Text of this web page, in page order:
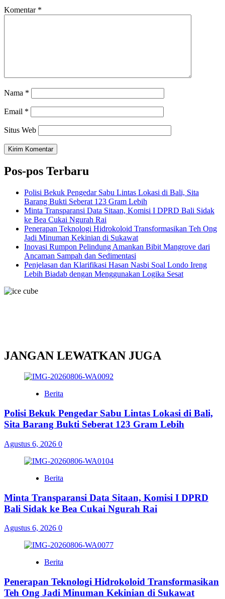
Komentar *
Nama *
Email *
Situs Web
Pos-pos Terbaru
Polisi Bekuk Pengedar Sabu Lintas Lokasi di Bali, Sita
Barang Bukti Seberat 123 Gram Lebih
Minta Transparansi Data Sitaan, Komisi I DPRD Bali Sidak
ke Bea Cukai Ngurah Rai
Penerapan Teknologi Hidrokoloid Transformasikan Teh Ong
Jadi Minuman Kekinian di Sukawat
Inovasi Rumpon Pelindung Amankan Bibit Mangrove dari
Ancaman Sampah dan Sedimentasi
Penjelasan dan Klarifikasi Hasan Nasbi Soal Londo Ireng
Lebih Biadab dengan Menggunakan Logika Sesat
JANGAN LEWATKAN JUGA
Berita
Polisi Bekuk Pengedar Sabu Lintas Lokasi di Bali,
Sita Barang Bukti Seberat 123 Gram Lebih
Agustus 6, 2026 0
Berita
Minta Transparansi Data Sitaan, Komisi I DPRD
Bali Sidak ke Bea Cukai Ngurah Rai
Agustus 6, 2026 0
Berita
Penerapan Teknologi Hidrokoloid Transformasikan
Teh Ong Jadi Minuman Kekinian di Sukawat